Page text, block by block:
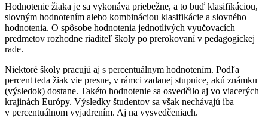
Hodnotenie žiaka je sa vykonáva priebežne, a to buď klasifikáciou,
slovným hodnotením alebo kombináciou klasifikácie a slovného
hodnotenia. O spôsobe hodnotenia jednotlivých vyučovacích
predmetov rozhodne riaditeľ školy po prerokovaní v pedagogickej
rade.
Niektoré školy pracujú aj s percentuálnym hodnotením. Podľa
percent teda žiak vie presne, v rámci zadanej stupnice, akú známku
(výsledok) dostane. Takéto hodnotenie sa osvedčilo aj vo viacerých
krajinách Európy. Výsledky študentov sa však nechávajú iba
v percentuálnom vyjadrením. Aj na vysvedčeniach.